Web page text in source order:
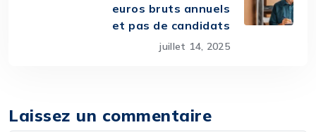
euros bruts annuels
et pas de candidats
juillet 14, 2025
Laissez un commentaire